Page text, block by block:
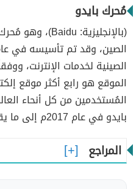
مُحرك بايدو
(بالإنجليزية: Baidu)، وهو مُحرك
الصينية لخدمات الإنترنت،
الموقع هو رابع أكثر موقع
المُستخدمين من كل أنحاء
بايدو في عام 2017م إلى ما يقارب 120 مليار دولار.
المراجع